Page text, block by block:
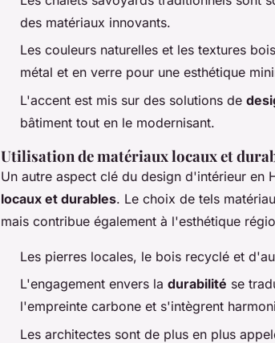
des matériaux innovants.
Les couleurs naturelles et les textures
métal et en verre pour une esthétique
L'accent est mis sur des solutions de
bâtiment tout en le modernisant.
Utilisation de matériaux locaux et
Un autre aspect clé du design d'intérieur en
locaux et durables. Le choix de tels
mais contribue également à l'esthétique
Les pierres locales, le bois recyclé et
L'engagement envers la durabilité se
l'empreinte carbone et s'intègrent
Les architectes sont de plus en plus